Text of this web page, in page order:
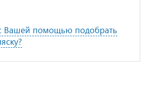
Вашей помощью подобрать